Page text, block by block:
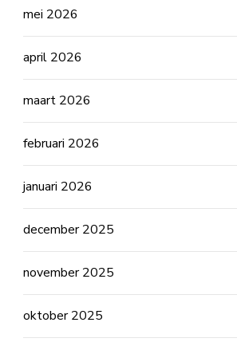
mei 2026
april 2026
maart 2026
februari 2026
januari 2026
december 2025
november 2025
oktober 2025